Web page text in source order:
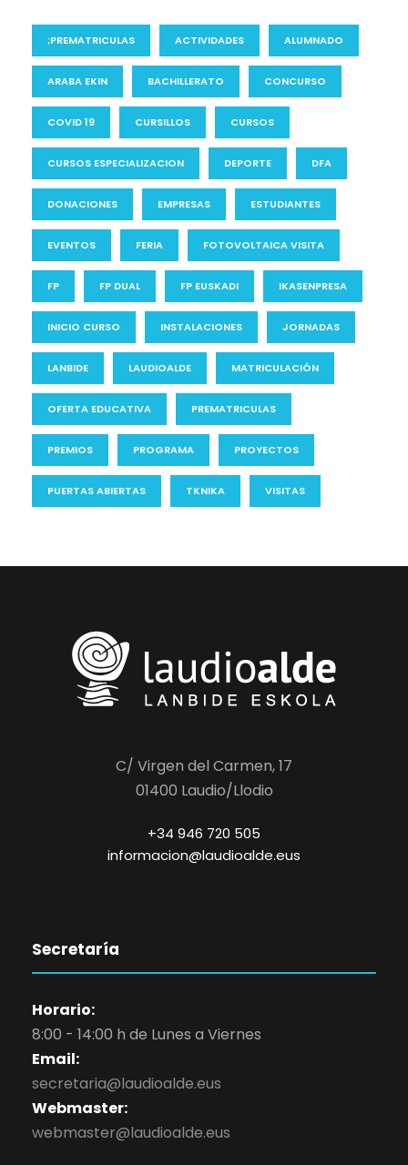
;PREMATRICULAS ACTIVIDADES ALUMNADO
ARABA EKIN BACHILLERATO CONCURSO
COVID 19 CURSILLOS CURSOS
CURSOS ESPECIALIZACION DEPORTE DFA
DONACIONES EMPRESAS ESTUDIANTES
EVENTOS FERIA FOTOVOLTAICA VISITA
FP FP DUAL FP EUSKADI IKASENPRESA
INICIO CURSO INSTALACIONES JORNADAS
LANBIDE LAUDIOALDE MATRICULACIÓN
OFERTA EDUCATIVA PREMATRICULAS
PREMIOS PROGRAMA PROYECTOS
PUERTAS ABIERTAS TKNIKA VISITAS
C/ Virgen del Carmen, 17
01400 Laudio/Llodio
+34 946 720 505
informacion@laudioalde.eus
Secretaría
Horario:
8:00 - 14:00 h de Lunes a Viernes
Email:
secretaria@laudioalde.eus
Webmaster:
webmaster@laudioalde.eus